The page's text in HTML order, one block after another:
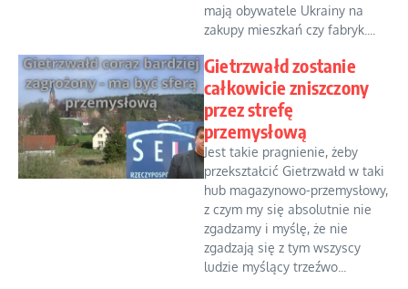
mają obywatele Ukrainy na
zakupy mieszkań czy fabryk....
Gietrzwałd zostanie
całkowicie zniszczony
przez strefę
przemysłową
Jest takie pragnienie, żeby
przekształcić Gietrzwałd w taki
hub magazynowo-przemysłowy,
z czym my się absolutnie nie
zgadzamy i myślę, że nie
zgadzają się z tym wszyscy
ludzie myślący trzeźwo...